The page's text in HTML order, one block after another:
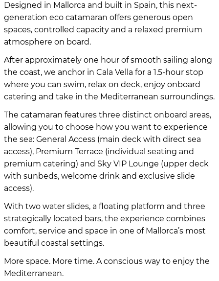
Designed in Mallorca and built in Spain, this next-
generation eco catamaran offers generous open
spaces, controlled capacity and a relaxed premium
atmosphere on board.
After approximately one hour of smooth sailing along
the coast, we anchor in Cala Vella for a 1.5-hour stop
where you can swim, relax on deck, enjoy onboard
catering and take in the Mediterranean surroundings.
The catamaran features three distinct onboard areas,
allowing you to choose how you want to experience
the sea: General Access (main deck with direct sea
access), Premium Terrace (individual seating and
premium catering) and Sky VIP Lounge (upper deck
with sunbeds, welcome drink and exclusive slide
access).
With two water slides, a floating platform and three
strategically located bars, the experience combines
comfort, service and space in one of Mallorca’s most
beautiful coastal settings.
More space. More time. A conscious way to enjoy the
Mediterranean.